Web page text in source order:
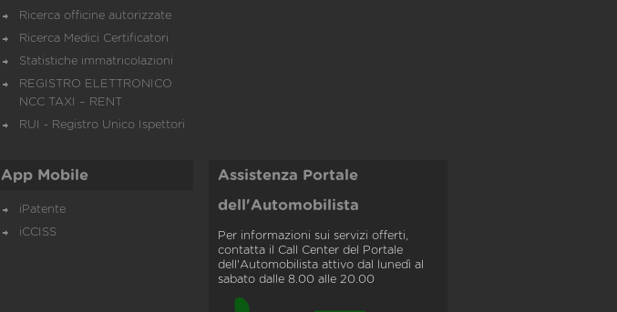
Ricerca officine autorizzate
Ricerca Medici Certificatori
Statistiche immatricolazioni
REGISTRO ELETTRONICO
NCC TAXI – RENT
RUI - Registro Unico Ispettori
App Mobile
iPatente
iCCISS
Assistenza Portale
dell'Automobilista
Per informazioni sui servizi offerti,
contatta il Call Center del Portale
dell'Automobilista attivo dal lunedì al
sabato dalle 8.00 alle 20.00